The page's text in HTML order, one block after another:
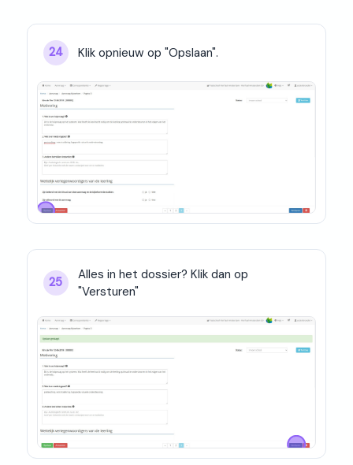
24 Klik opnieuw op "Opslaan".
25
Alles in het dossier? Klik dan op
"Versturen"